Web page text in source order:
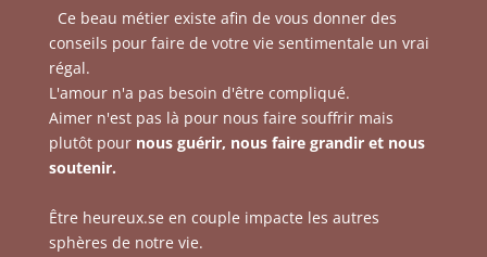
Ce beau métier existe afin de vous donner des
conseils pour faire de votre vie sentimentale un vrai
régal.
L'amour n'a pas besoin d'être compliqué.
Aimer n'est pas là pour nous faire souffrir mais
plutôt pour nous guérir, nous faire grandir et nous
soutenir.
Être heureux.se en couple impacte les autres
sphères de notre vie.